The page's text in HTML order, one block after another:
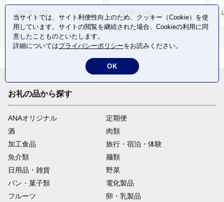
お礼の品から探す
ANAオリジナル
定期便
酒
肉類
加工食品
旅行・宿泊・体験
魚介類
麺類
日用品・雑貨
野菜
パン・菓子類
電化製品
フルーツ
卵・乳製品
当サイトでは、サイト利便性向上のため、クッキー（Cookie）を使
用しています。サイトの閲覧を継続された場合、Cookieの利用に同
意したことものといたします。
詳細についてはプライバシーポリシーをお読みください。
OK